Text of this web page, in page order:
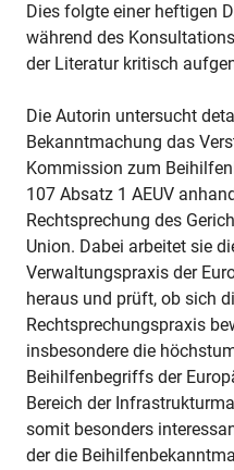
Dies folgte einer heftigen
während des
der Literatur kritisch
Die Autorin untersucht
Bekanntmachung das
Kommission zum
107 Absatz 1 AEUV
Rechtsprechung des
Union. Dabei arbeitet sie
Verwaltungspraxis der
heraus und prüft, ob sich
Rechtsprechungspraxis
insbesondere die
Beihilfenbegriffs der
Bereich der
somit besonders
der die